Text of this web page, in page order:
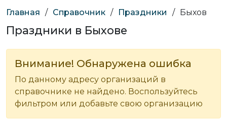
Главная / Справочник / Праздники / Быхов
Праздники в Быхове
Внимание! Обнаружена ошибка
По данному адресу организаций в
справочнике не найдено. Воспользуйтесь
фильтром или добавьте свою организацию